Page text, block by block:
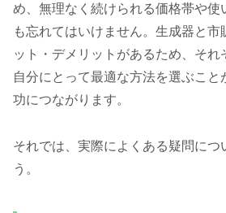
め、無理なく続けられる価格帯や使
も忘れてはいけません。生成器と市
ット・デメリットがあるため、それ
自分にとって最適な方法を選ぶこ
功につながります。
それでは、実際によくある疑問につ
う。